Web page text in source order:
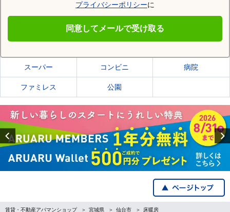
プライバシーポリシーに
同意してメールで受け取る
仙台市青葉区の施設一覧
スーパー コンビニ 病院
ファミレス 公園
Previous
賃貸・不動産アパマンショップ 宮城県 仙台市 床暖房